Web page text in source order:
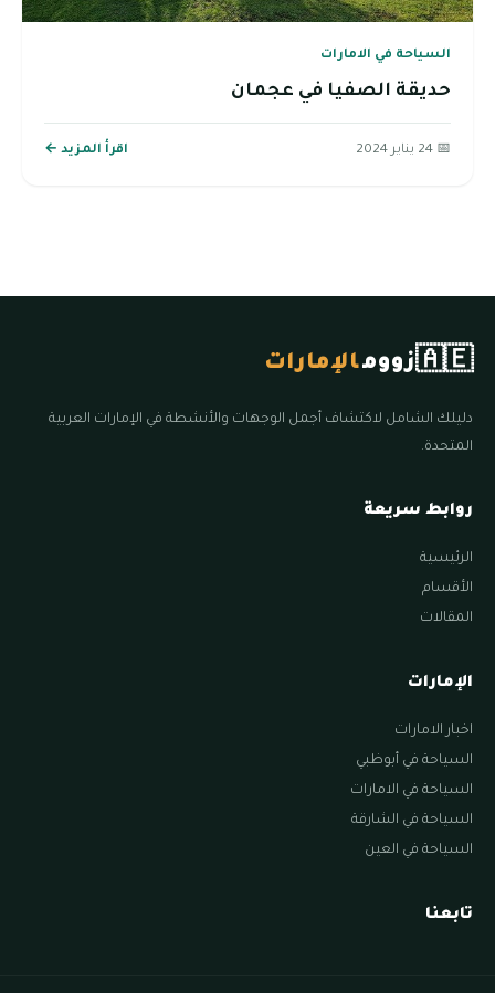
السياحة في الامارات
حديقة الصفيا في عجمان
📅 24 يناير 2024 اقرأ المزيد ←
🇦🇪زوومالإمارات
دليلك الشامل لاكتشاف أجمل الوجهات والأنشطة في الإمارات العربية
المتحدة.
روابط سريعة
الرئيسية
الأقسام
المقالات
الإمارات
اخبار الامارات
السياحة في أبوظبي
السياحة في الامارات
السياحة في الشارقة
السياحة في العين
تابعنا